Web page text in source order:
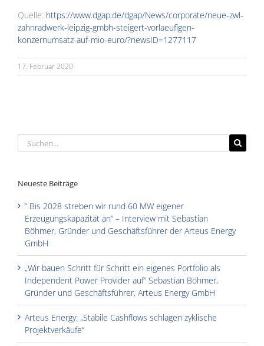
Quelle: https://www.dgap.de/dgap/News/corporate/neue-zwl-
zahnradwerk-leipzig-gmbh-steigert-vorlaeufigen-
konzernumsatz-auf-mio-euro/?newsID=1277117
17. Februar 2020
Suche
nach:
Neueste Beiträge
“ Bis 2028 streben wir rund 60 MW eigener
Erzeugungskapazität an“ – Interview mit Sebastian
Böhmer, Gründer und Geschäftsführer der Arteus Energy
GmbH
„Wir bauen Schritt für Schritt ein eigenes Portfolio als
Independent Power Provider auf“ Sebastian Böhmer,
Gründer und Geschäftsführer, Arteus Energy GmbH
Arteus Energy: „Stabile Cashflows schlagen zyklische
Projektverkäufe“